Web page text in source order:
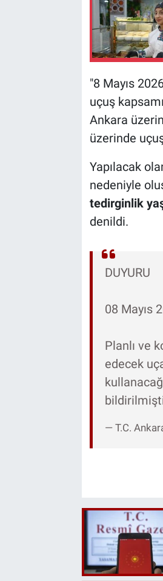
"8 Mayıs
uçuş
Ankara
üzerinde
Yapılacak
nedeniyle
tedirginlik
denildi.
DUYURU
08 Mayıs
Planlı ve
edecek
— T.C.